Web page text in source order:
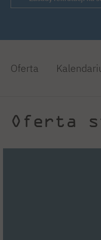
Oferta
Oferta